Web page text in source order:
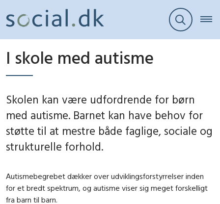
I skole med autisme
Skolen kan være udfordrende for børn
med autisme. Barnet kan have behov for
støtte til at mestre både faglige, sociale og
strukturelle forhold.
Autismebegrebet dækker over udviklingsforstyrrelser inden
for et bredt spektrum, og autisme viser sig meget forskelligt
fra barn til barn.